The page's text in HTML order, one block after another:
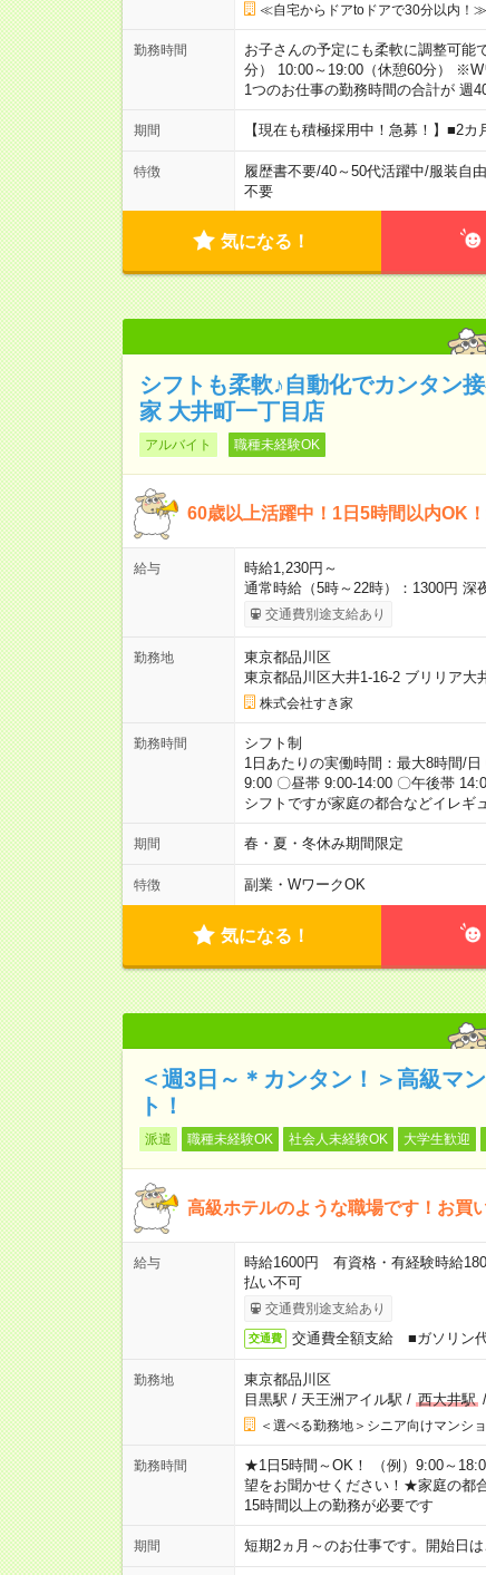
≪自宅からドアtoドアで30分以内！≫
勤務時間
お子さんの予定にも柔軟に調整可能
分） 10:00～19:00（休憩60分）
1つのお仕事の勤務時間の合計が 週
期間 【現在も積極採用中！急募！】■2カ
特徴 履歴書不要/40～50代活躍中/服装自由
不要
気になる！
シフトも柔軟♪自動化でカンタン
家 大井町一丁目店
アルバイト 職種未経験OK
60歳以上活躍中！1日5時間以内OK
給与
時給1,230円～
通常時給（5時～22時）：1300円 深
交通費別途支給あり
勤務地
東京都品川区
東京都品川区大井1-16-2 ブリリア大
株式会社すき家
勤務時間
シフト制
1日あたりの実働時間：最大8時間/
9:00 〇昼帯 9:00-14:00 〇午後帯
シフトですが家庭の都合などイレギ
期間 春・夏・冬休み期間限定
特徴 副業・WワークOK
気になる！
＜週3日～＊カンタン！＞高級マ
ト！
派遣 職種未経験OK 社会人未経験OK 大学生歓迎
高級ホテルのような職場です！お買
給与
時給1600円 有資格・有経験時給
払い不可
交通費別途支給あり
交通費 交通費全額支給 ■ガソリン
勤務地
東京都品川区
目黒駅 / 天王洲アイル駅 / 西大井駅/
＜選べる勤務地＞シニア向けマン
勤務時間
★1日5時間～OK！ （例）9:00～
望をお聞かせください！★家庭の都
15時間以上の勤務が必要です
期間 短期2ヵ月～のお仕事です。開始日